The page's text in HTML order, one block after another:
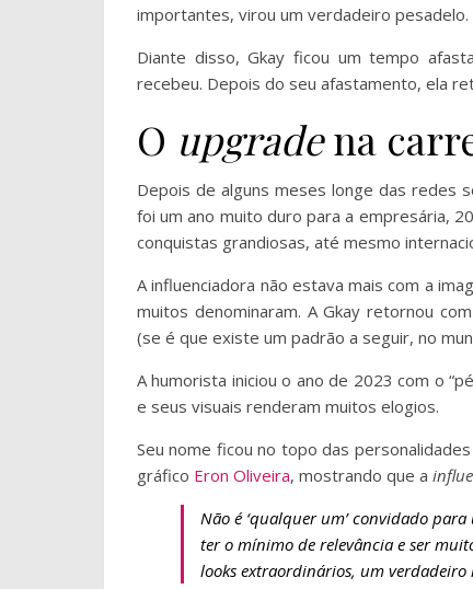
importantes, virou um verdadeiro pesadelo.
Diante disso, Gkay ficou um tempo
recebeu. Depois do seu afastamento, ela
O upgradena
Depois de alguns meses longe das redes
foi um ano muito duro para a empresária,
conquistas grandiosas, até mesmo
A influenciadora não estava mais com a
muitos denominaram. A Gkay retornou
(se é que existe um padrão a seguir, no
A humorista iniciou o ano de 2023 com o
e seus visuais renderam muitos elogios.
Seu nome ficou no topo das
gráfico Eron Oliveira, mostrando que a
Não é ‘qualquer um’ convidado
ter o mínimo de relevância e ser
looks extraordinários, um verdadeiro